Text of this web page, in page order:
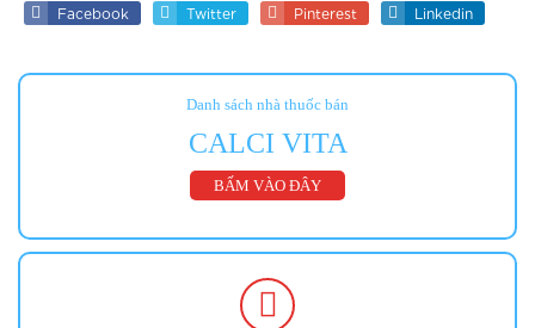
Facebook Twitter Pinterest Linkedin
Danh sách nhà thuốc bán
CALCI VITA
BẤM VÀO ĐÂY